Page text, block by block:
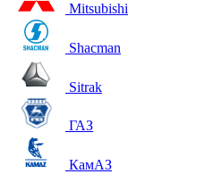
Mitsubishi
Shacman
Sitrak
ГАЗ
КамАЗ